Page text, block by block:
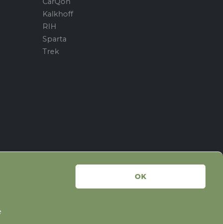
Kalkhoff
RIH
Sparta
Trek
OK